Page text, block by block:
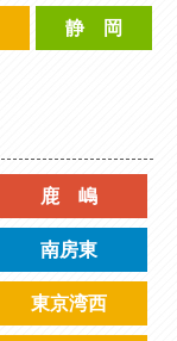
静 岡
鹿 嶋
南房東
東京湾西